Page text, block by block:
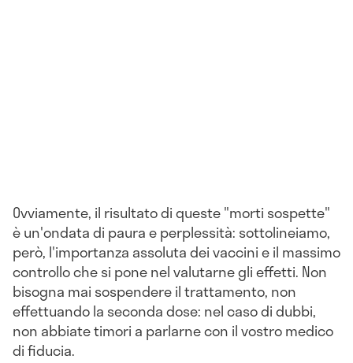
Ovviamente, il risultato di queste "morti sospette"
è un'ondata di paura e perplessità: sottolineiamo,
però, l'importanza assoluta dei vaccini e il massimo
controllo che si pone nel valutarne gli effetti. Non
bisogna mai sospendere il trattamento, non
effettuando la seconda dose: nel caso di dubbi,
non abbiate timori a parlarne con il vostro medico
di fiducia.